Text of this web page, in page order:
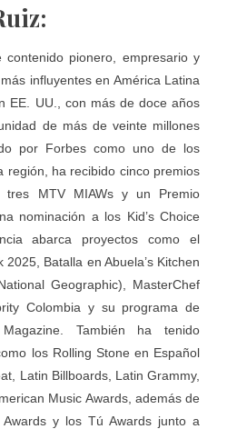
pionero, empresario y
influyentes en América Latina
EE. UU., con más de doce años
de más de veinte millones
por Forbes como uno de los
región, ha recibido cinco premios
tres MTV MIAWs y un Premio
nominación a los Kid’s Choice
abarca proyectos como el
Batalla en Abuela’s Kitchen
Geographic), MasterChef
Colombia y su programa de
También ha tenido
los Rolling Stone en Español
Latin Billboards, Latin Grammy,
Music Awards, además de
Awards y los Tú Awards junto a